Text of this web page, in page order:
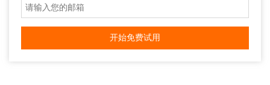
开始免费试用